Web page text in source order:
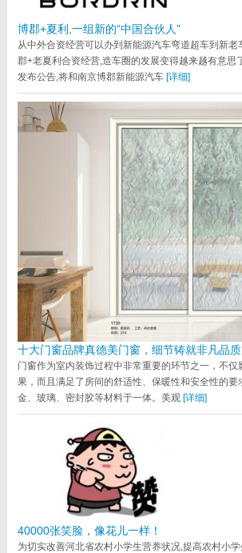
博郡+夏利,一组新的“中国合伙人”
从中外合资经营可以办到新能源汽车弯道超车到新老
郡+老夏利合资经营,造车圈的发展变得越来越有意思
发布公告,将和南京博郡新能源汽车 [详细]
十大门窗品牌真德美门窗，细节铸就非凡品质
门窗作为室内装饰过程中非常重要的环节之一，不仅
果，而且满足了房间的舒适性、保暖性和安全性的要
金、玻璃、密封胶等材料于一体。美观 [详细]
40000张笑脸，像花儿一样！
为切实改善河北省农村小学生营养状况,提高农村小